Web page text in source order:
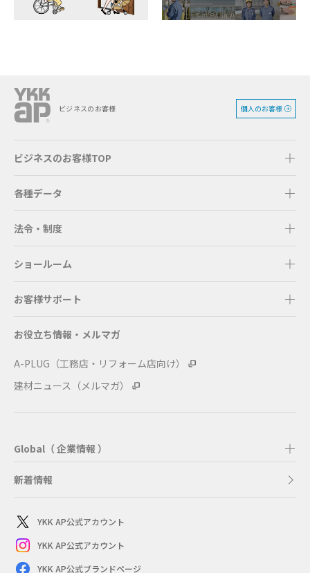
ビジネスのお客様 個人のお客様
ビジネスのお客様TOP
各種データ
法令・制度
ショールーム
お客様サポート
お役立ち情報・メルマガ
A-PLUG（工務店・リフォーム店向け）
建材ニュース（メルマガ）
Global（ 企業情報 ）
新着情報
YKK AP公式アカウント
YKK AP公式アカウント
YKK AP公式ブランドページ